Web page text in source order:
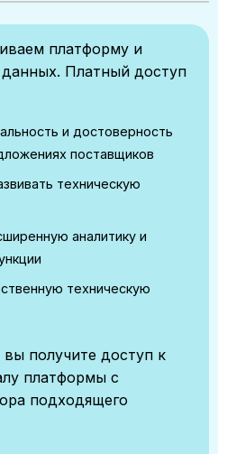
платформу и
Платный доступ
и достоверность
поставщиков
техническую
аналитику и
техническую
получите доступ к
платформы с
подходящего